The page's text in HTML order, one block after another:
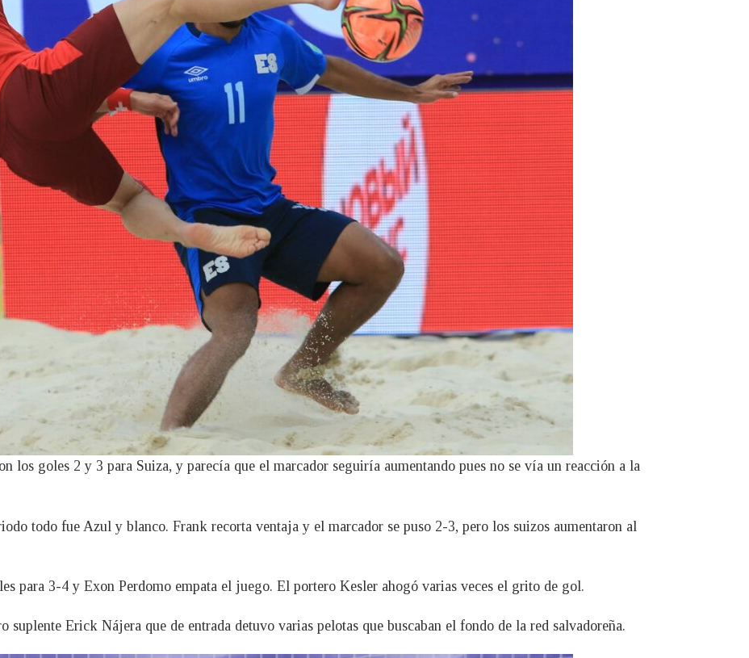
los goles 2 y 3 para Suiza, y parecía que el marcador seguiría aumentando pues no se vía un reacción a la
todo fue Azul y blanco. Frank recorta ventaja y el marcador se puso 2-3, pero los suizos aumentaron al
para 3-4 y Exon Perdomo empata el juego. El portero Kesler ahogó varias veces el grito de gol.
suplente Erick Nájera que de entrada detuvo varias pelotas que buscaban el fondo de la red salvadoreña.